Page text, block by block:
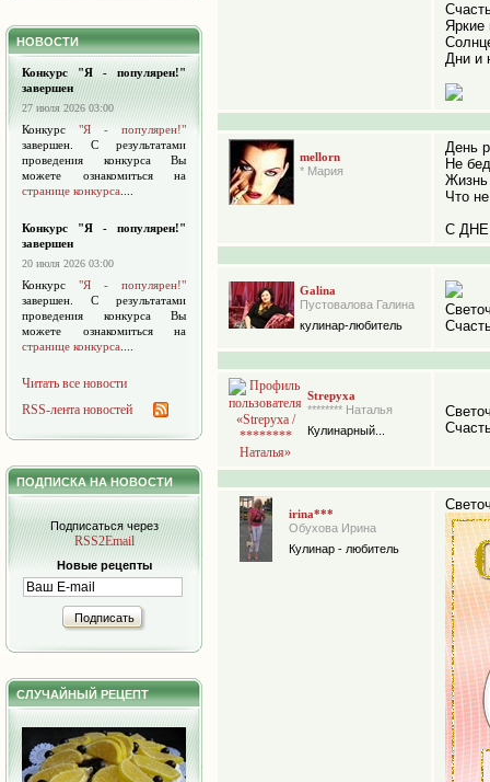
НОВОСТИ
Конкурс "Я - популярен!"
завершен
27 июля 2026 03:00
Конкурс "Я - популярен!"
завершен. С результатами
проведения конкурса Вы
можете ознакомиться на
странице конкурса
Конкурс "Я - популярен!"
завершен
20 июля 2026 03:00
Конкурс "Я - популярен!"
завершен. С результатами
проведения конкурса Вы
можете ознакомиться на
странице конкурса
Читать все новости
RSS-лента новостей
ПОДПИСКА НА НОВОСТИ
Подписаться через
RSS2Email
Новые рецепты
Подписать
СЛУЧАЙНЫЙ РЕЦЕПТ
Яркие
Дни и
mellorn
* Мария
День
Не
Жизнь
Что
С
Galina
Пустовалова Галина
кулинар-любитель
Strepyxa
******** Наталья
Кулинарный...
irina***
Обухова Ирина
Кулинар - любитель